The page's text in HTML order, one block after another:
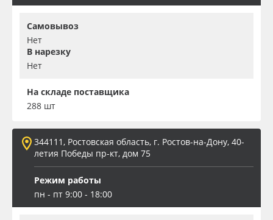
Самовывоз
Нет
В нарезку
Нет
На складе поставщика
288 шт
344111, Ростовская область, г. Ростов-на-Дону, 40-
летия Победы пр-кт, дом 75
Режим работы
пн - пт 9:00 - 18:00